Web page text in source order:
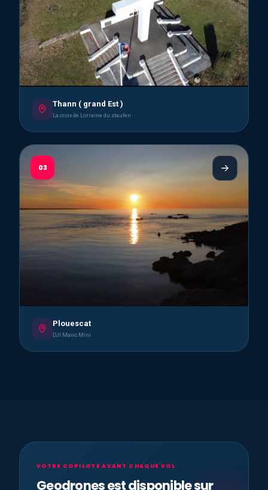
Thann ( grand Est )
La croix de Lorraine du staufen
03
Plouescat
DJI Mavic Mini
VOTRE COPILOTE AVANT CHAQUE VOL
Geodrones est disponible sur